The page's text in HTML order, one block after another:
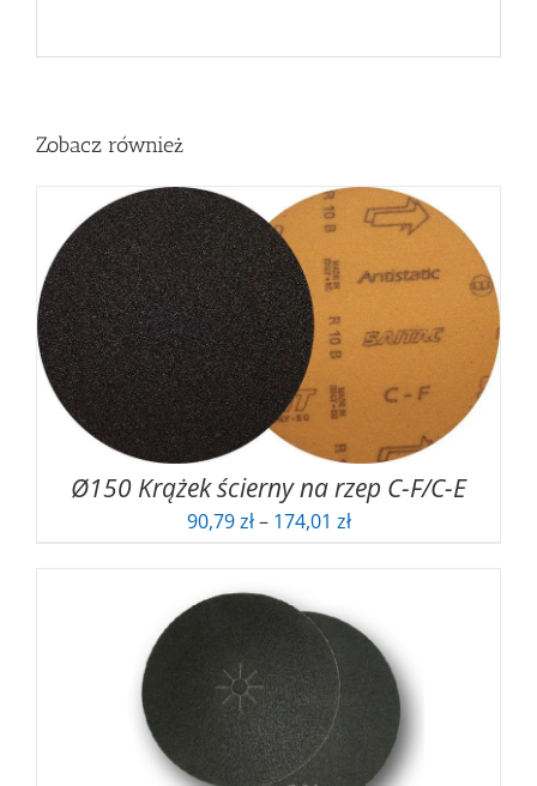
Zobacz również
Ø150 Krążek ścierny na rzep C-F/C-E
90,79zł – 174,01 złZakres
do
174,01 zł